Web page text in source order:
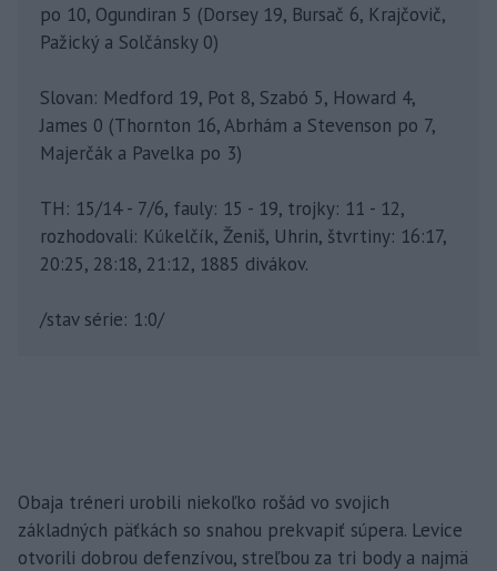
po 10, Ogundiran 5 (Dorsey 19, Bursač 6, Krajčovič,
Pažický a Solčánsky 0)
Slovan: Medford 19, Pot 8, Szabó 5, Howard 4,
James 0 (Thornton 16, Abrhám a Stevenson po 7,
Majerčák a Pavelka po 3)
TH: 15/14 - 7/6, fauly: 15 - 19, trojky: 11 - 12,
rozhodovali: Kúkelčík, Ženiš, Uhrin, štvrtiny: 16:17,
20:25, 28:18, 21:12, 1885 divákov.
/stav série: 1:0/
Obaja tréneri urobili niekoľko rošád vo svojich
základných päťkách so snahou prekvapiť súpera. Levice
otvorili dobrou defenzívou, streľbou za tri body a najmä